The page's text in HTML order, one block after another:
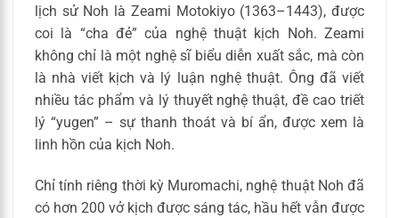
lịch sử Noh là Zeami Motokiyo (1363–1443), được
coi là “cha đẻ” của nghệ thuật kịch Noh. Zeami
không chỉ là một nghệ sĩ biểu diễn xuất sắc, mà còn
là nhà viết kịch và lý luận nghệ thuật. Ông đã viết
nhiều tác phẩm và lý thuyết nghệ thuật, đề cao triết
lý “yugen” – sự thanh thoát và bí ẩn, được xem là
linh hồn của kịch Noh.
Chỉ tính riêng thời kỳ Muromachi, nghệ thuật Noh đã
có hơn 200 vở kịch được sáng tác, hầu hết vẫn được